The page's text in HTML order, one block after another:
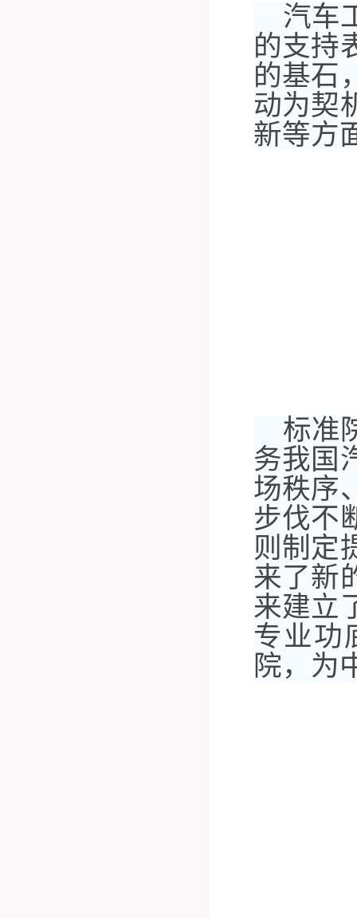
汽车
的支持
的基石
动为契
新等方
标准
务我国
场秩序
步伐不
则制定
来了新
来建立
专业功
院，为